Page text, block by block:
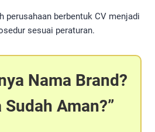
perusahaan berbentuk CV menjadi
sesuai peraturan.
Nama Brand?
Sudah Aman?